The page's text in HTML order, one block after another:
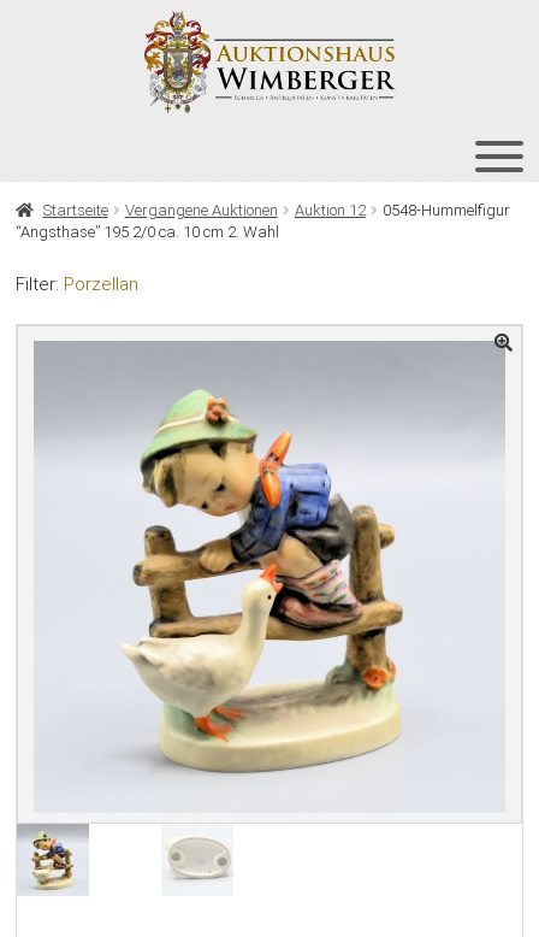
HOME
NEWSLETTER
Startseite Vergangene Auktionen Auktion 12
0548-Hummelfigur
“Angsthase” 195 2/0 ca. 10 cm 2. Wahl
Filter: Porzellan